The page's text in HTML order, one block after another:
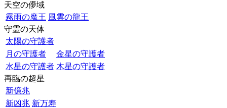
天空の儚域
霧雨の魔王 風雲の龍王
守霊の天体
太陽の守護者
月の守護者
金星の守護者
水星の守護者 木星の守護者
再臨の超星
新億兆
新凶兆 新万寿